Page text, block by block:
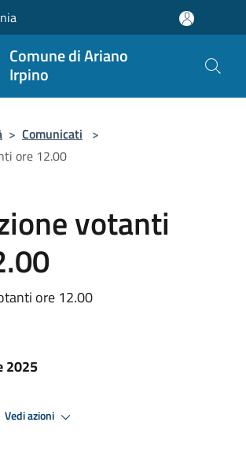
Comune di Ariano
Irpino
> Comunicati >
ore 12.00
votanti
ore 12.00
2025
Vedi azioni